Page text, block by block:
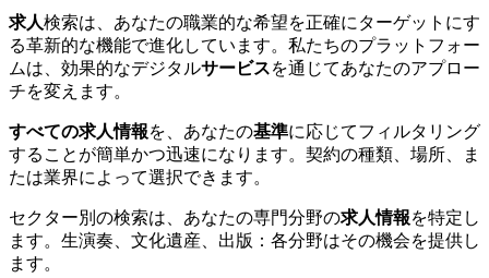
求人検索は、あなたの職業的な希望を正確にターゲットにす
る革新的な機能で進化しています。私たちのプラットフォー
ムは、効果的なデジタルサービスを通じてあなたのアプロー
チを変えます。
すべての求人情報を、あなたの基準に応じてフィルタリング
することが簡単かつ迅速になります。契約の種類、場所、ま
たは業界によって選択できます。
セクター別の検索は、あなたの専門分野の求人情報を特定し
ます。生演奏、文化遺産、出版：各分野はその機会を提供し
ます。